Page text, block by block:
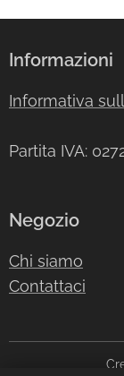
Informazioni
Informativa
Partita IVA:
Negozio
Chi siamo
Contattaci